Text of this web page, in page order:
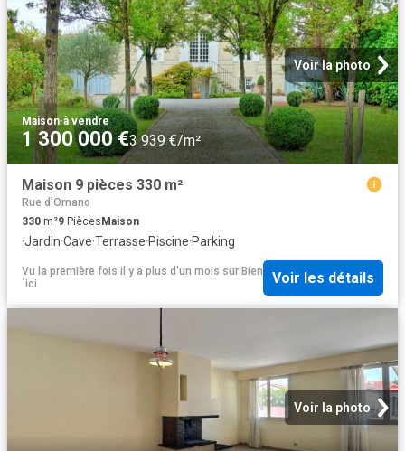
Voir la photo
Maison·à vendre
1 300 000 €3 939 €/m²
Maison 9 pièces 330 m²
Rue d'Ornano
330 m²9 PiècesMaison
·Jardin·Cave·Terrasse·Piscine·Parking
Vu la première fois il y a plus d'un mois sur Bien
´ici
Voir les détails
Voir la photo